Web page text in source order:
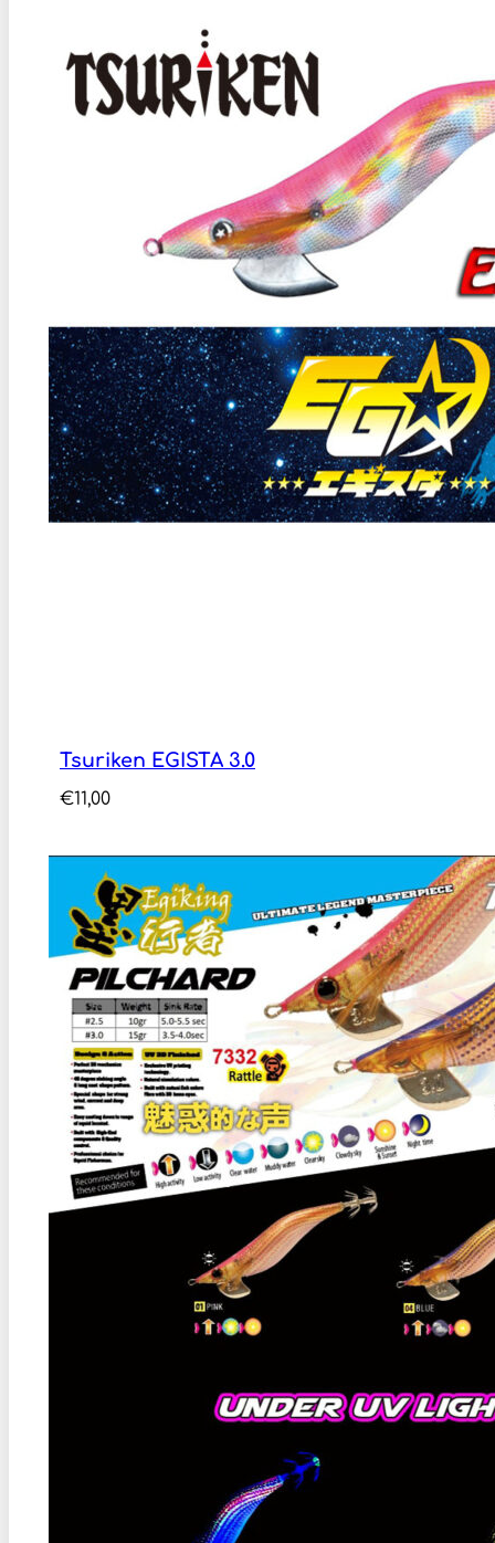
Tsuriken EGISTA 3.0
€11,00